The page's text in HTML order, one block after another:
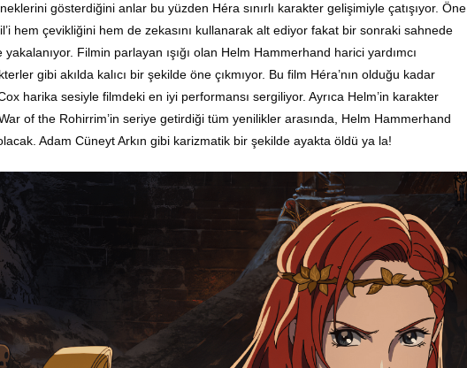
gösterdiğini anlar bu yüzden Héra sınırlı karakter gelişimiyle çatışıyor. Öne
hem çevikliğini hem de zekasını kullanarak alt ediyor fakat bir sonraki sahnede
yakalanıyor. Filmin parlayan ışığı olan Helm Hammerhand harici yardımcı
gibi akılda kalıcı bir şekilde öne çıkmıyor. Bu film Héra’nın olduğu kadar
harika sesiyle filmdeki en iyi performansı sergiliyor. Ayrıca Helm’in karakter
of the Rohirrim’in seriye getirdiği tüm yenilikler arasında, Helm Hammerhand
Adam Cüneyt Arkın gibi karizmatik bir şekilde ayakta öldü ya la!